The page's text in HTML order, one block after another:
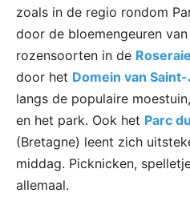
zoals in de regio rondom
door de bloemengeuren
rozensoorten in de
door het Domein van
langs de populaire
en het park. Ook het Parc
(Bretagne) leent zich
middag. Picknicken,
allemaal.